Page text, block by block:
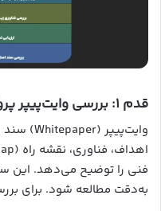
قدم ۱: بررسی وایت‌پیپر پروژه
وایت‌پیپر (Whitepaper) سند اصلی یک پروژه
فنی را توضیح می‌دهد. این
به‌دقت مطالعه شود. برای